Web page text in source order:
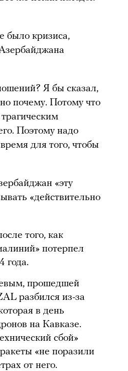
было кризиса,
Я бы сказал,
почему. Потому что
Поэтому надо
для того, чтобы
«эту
«действительно
того, как
потерпел
года.
прошедшей
разбился из-за
в день
на Кавказе.
сбой»
«не поразили
от него.